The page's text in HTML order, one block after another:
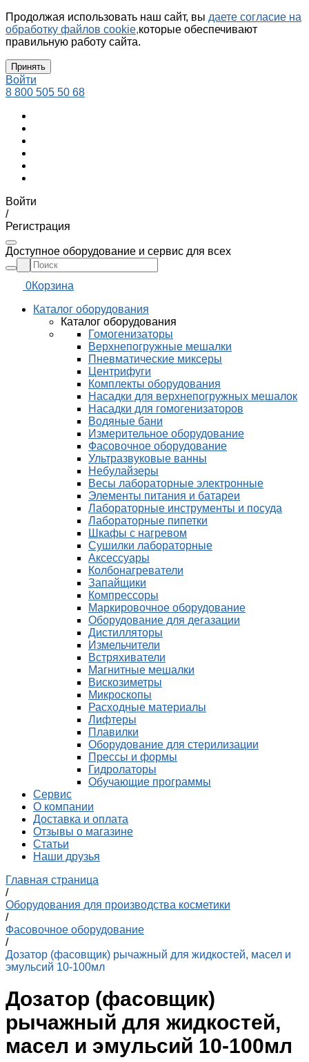
Продолжая использовать наш сайт, вы даете согласие на
обработку файлов cookie,которые обеспечивают
правильную работу сайта.
Принять
Войти
8 800 505 50 68
Войти
/
Регистрация
Доступное оборудование и сервис для всех
0Корзина
Каталог оборудования
Каталог оборудования
Гомогенизаторы
Верхнепогружные мешалки
Пневматические миксеры
Центрифуги
Комплекты оборудования
Насадки для верхнепогружных мешалок
Насадки для гомогенизаторов
Водяные бани
Измерительное оборудование
Фасовочное оборудование
Ультразвуковые ванны
Небулайзеры
Весы лабораторные электронные
Элементы питания и батареи
Лабораторные инструменты и посуда
Лабораторные пипетки
Шкафы с нагревом
Сушилки лабораторные
Аксессуары
Колбонагреватели
Запайщики
Компрессоры
Маркировочное оборудование
Оборудование для дегазации
Дистилляторы
Измельчители
Встряхиватели
Магнитные мешалки
Вискозиметры
Микроскопы
Расходные материалы
Лифтеры
Плавилки
Оборудование для стерилизации
Прессы и формы
Гидролаторы
Обучающие программы
Сервис
О компании
Доставка и оплата
Отзывы о магазине
Статьи
Наши друзья
Главная страница
/
Оборудования для производства косметики
/
Фасовочное оборудование
/
Дозатор (фасовщик) рычажный для жидкостей, масел и
эмульсий 10-100мл
Дозатор (фасовщик)
рычажный для жидкостей,
масел и эмульсий 10-100мл